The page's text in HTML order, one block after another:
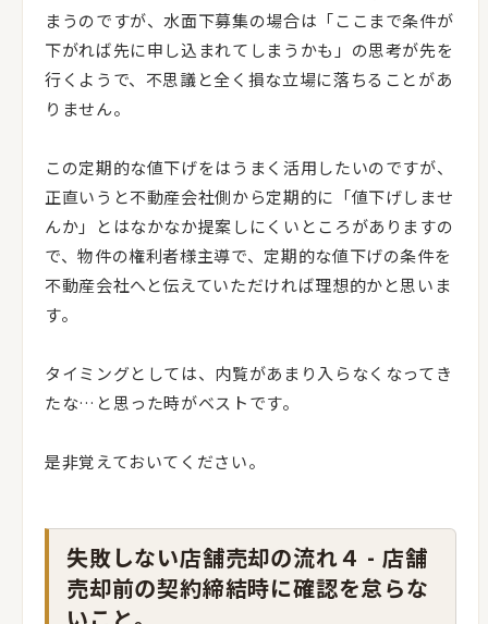
まうのですが、水面下募集の場合は「ここまで条件が
下がれば先に申し込まれてしまうかも」の思考が先を
行くようで、不思議と全く損な立場に落ちることがあ
りません。
この定期的な値下げをはうまく活用したいのですが、
正直いうと不動産会社側から定期的に「値下げしませ
んか」とはなかなか提案しにくいところがありますの
で、物件の権利者様主導で、定期的な値下げの条件を
不動産会社へと伝えていただければ理想的かと思いま
す。
タイミングとしては、内覧があまり入らなくなってき
たな…と思った時がベストです。
是非覚えておいてください。
失敗しない店舗売却の流れ４ - 店舗
売却前の契約締結時に確認を怠らな